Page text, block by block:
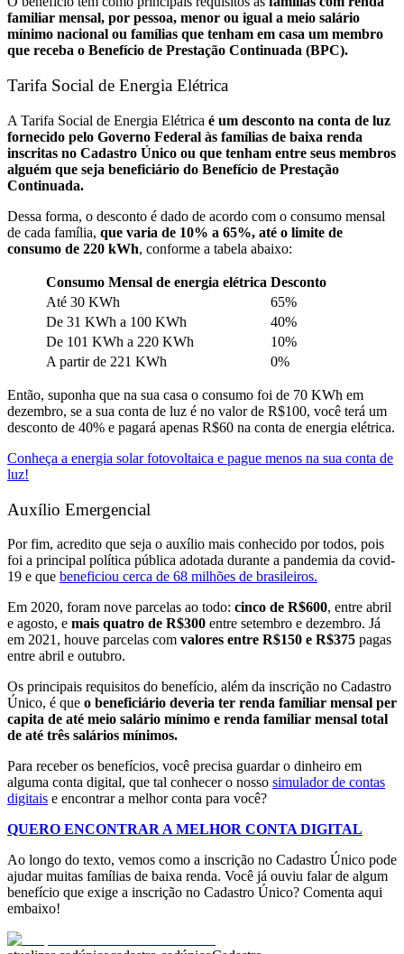
familiar mensal, por pessoa, menor ou igual a meio salário
mínimo nacional ou famílias que tenham em casa um membro
que receba o Benefício de Prestação Continuada (BPC).
Tarifa Social de Energia Elétrica
A Tarifa Social de Energia Elétrica é um desconto na conta de luz
fornecido pelo Governo Federal às famílias de baixa renda
inscritas no Cadastro Único ou que tenham entre seus membros
alguém que seja beneficiário do Benefício de Prestação
Continuada.
Dessa forma, o desconto é dado de acordo com o consumo mensal
de cada família, que varia de 10% a 65%, até o limite de
consumo de 220 kWh, conforme a tabela abaixo:
Consumo Mensal de energia elétrica Desconto
Até 30 KWh
65%
De 31 KWh a 100 KWh
40%
De 101 KWh a 220 KWh
10%
A partir de 221 KWh
0%
Então, suponha que na sua casa o consumo foi de 70 KWh em
dezembro, se a sua conta de luz é no valor de R$100, você terá um
desconto de 40% e pagará apenas R$60 na conta de energia elétrica.
Conheça a energia solar fotovoltaica e pague menos na sua conta de
luz!
Auxílio Emergencial
Por fim, acredito que seja o auxílio mais conhecido por todos, pois
foi a principal política pública adotada durante a pandemia da covid-
19 e que beneficiou cerca de 68 milhões de brasileiros.
Em 2020, foram nove parcelas ao todo: cinco de R$600, entre abril
e agosto, e mais quatro de R$300 entre setembro e dezembro. Já
em 2021, houve parcelas com valores entre R$150 e R$375 pagas
entre abril e outubro.
Os principais requisitos do benefício, além da inscrição no Cadastro
Único, é que o beneficiário deveria ter renda familiar mensal per
capita de até meio salário mínimo e renda familiar mensal total
de até três salários mínimos.
Para receber os benefícios, você precisa guardar o dinheiro em
alguma conta digital, que tal conhecer o nosso simulador de contas
digitais e encontrar a melhor conta para você?
QUERO ENCONTRAR A MELHOR CONTA DIGITAL
Ao longo do texto, vemos como a inscrição no Cadastro Único pode
ajudar muitas famílias de baixa renda. Você já ouviu falar de algum
benefício que exige a inscrição no Cadastro Único? Comenta aqui
embaixo!